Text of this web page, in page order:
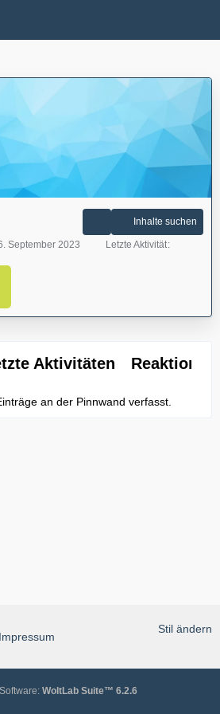
Inhalte suchen
September 2023
Letzte Aktivität
Aktivitäten Reaktionen
an der Pinnwand verfasst.
Stil ändern
Impressum
WoltLab Suite™ 6.2.6